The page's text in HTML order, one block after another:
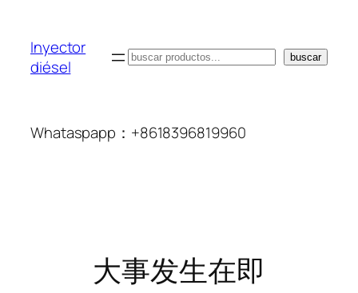
Inyector
diésel
搜
buscar
Whataspapp：+8618396819960
大事发生在即